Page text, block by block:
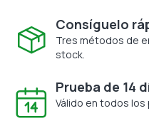
Consíguelo
Tres métodos de
stock.
Prueba de 14
Válido en todos